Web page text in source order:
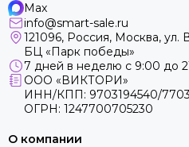
Max
info@smart-sale.ru
121096, Россия, Москва, ул.
БЦ «Парк победы»
7 дней в неделю с 9:00 до
ООО «ВИКТОРИ»
ИНН/КПП: 9703194540/
ОГРН: 1247700705230
О компании